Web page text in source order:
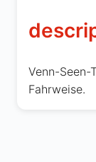
Venn-Seen-
Fahrweise.